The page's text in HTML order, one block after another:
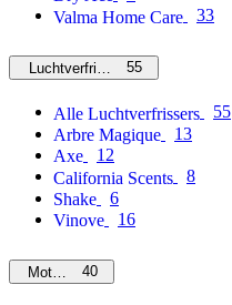
Valma Home Care
33
Luchtverfrissers55
Alle Luchtverfrissers
55
Arbre Magique
13
Axe
12
California Scents
8
Shake
6
Vinove
16
Motorolie40